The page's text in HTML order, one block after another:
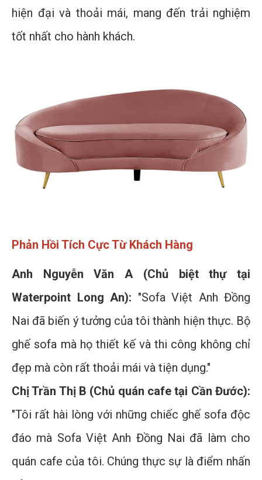
hiện đại và thoải mái, mang đến trải nghiệm
tốt nhất cho hành khách.
Phản Hồi Tích Cực Từ Khách Hàng
Anh Nguyễn Văn A (Chủ biệt thự tại
Waterpoint Long An): "Sofa Việt Anh Đồng
Nai đã biến ý tưởng của tôi thành hiện thực. Bộ
ghế sofa mà họ thiết kế và thi công không chỉ
đẹp mà còn rất thoải mái và tiện dụng."
Chị Trần Thị B (Chủ quán cafe tại Cần Đước):
"Tôi rất hài lòng với những chiếc ghế sofa độc
đáo mà Sofa Việt Anh Đồng Nai đã làm cho
quán cafe của tôi. Chúng thực sự là điểm nhấn